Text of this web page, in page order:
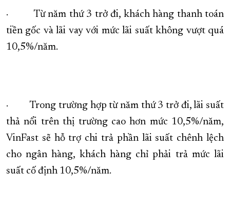
· Từ năm thứ 3 trở đi, khách hàng thanh toán
tiền gốc và lãi vay với mức lãi suất không vượt quá
10,5%/năm.
· Trong trường hợp từ năm thứ 3 trở đi, lãi suất
thả nổi trên thị trường cao hơn mức 10,5%/năm,
VinFast sẽ hỗ trợ chi trả phần lãi suất chênh lệch
cho ngân hàng, khách hàng chỉ phải trả mức lãi
suất cố định 10,5%/năm.